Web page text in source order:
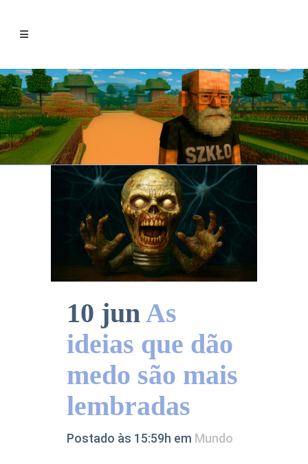
10 junAs
ideias que dão
medo são mais
lembradas
Postado às 15:59h em Mundo